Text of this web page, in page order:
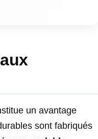
un avantage
sont fabriqués